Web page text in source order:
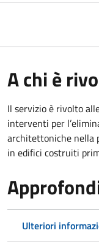
A chi è
Il servizio è rivolto
interventi per
architettoniche nella
in edifici costruiti
Ulteriori